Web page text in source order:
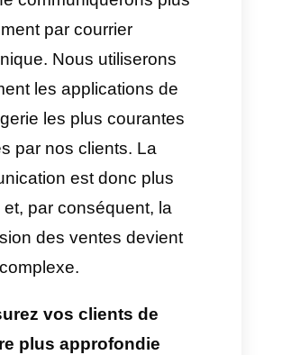
disponibles sur Internet
nous fournir un profil
derniers et ainsi avoir une
vue d’ensemble et les
d’une meilleure
En outre, ils intègrent
les réseaux sociaux
importants tels que
Instagram,CRM
,CRM Telegram